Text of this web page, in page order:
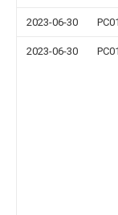
2023-06-30 PC01
2023-06-30 PC01